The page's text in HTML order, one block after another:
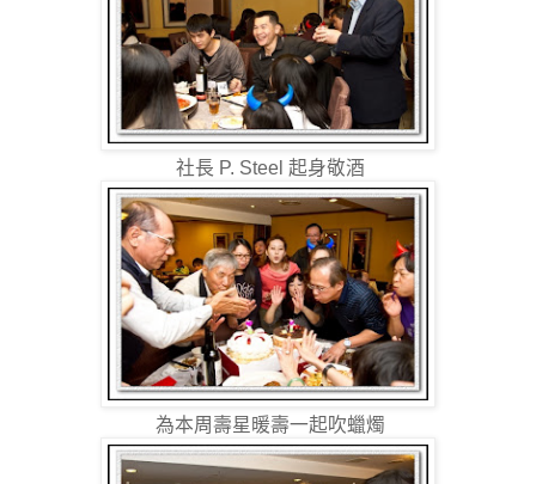
社長 P. Steel 起身敬酒
為本周壽星暖壽一起吹蠟燭